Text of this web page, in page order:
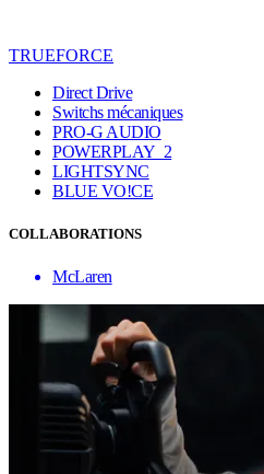
TRUEFORCE
Direct Drive
Switchs mécaniques
PRO-G AUDIO
POWERPLAY 2
LIGHTSYNC
BLUE VO!CE
COLLABORATIONS
McLaren